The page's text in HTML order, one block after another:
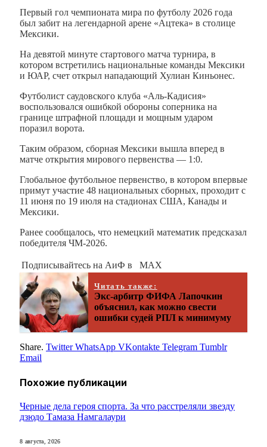
Первый гол чемпионата мира по футболу 2026 года
был забит на легендарной арене «Ацтека» в столице
Мексики.
На девятой минуте стартового матча турнира, в
котором встретились национальные команды Мексики
и ЮАР, счет открыл нападающий Хулиан Киньонес.
Футболист саудовского клуба «Аль-Кадисия»
воспользовался ошибкой обороны соперника на
границе штрафной площади и мощным ударом
поразил ворота.
Таким образом, сборная Мексики вышла вперед в
матче открытия мирового первенства — 1:0.
Глобальное футбольное первенство, в котором впервые
примут участие 48 национальных сборных, проходит с
11 июня по 19 июля на стадионах США, Канады и
Мексики.
Ранее сообщалось, что немецкий математик предсказал
победителя ЧМ-2026.
Подписывайтесь на АиФ в MAX
Читать также:
Экс‑арбитр ФИФА Лапочкин
объяснил, как можно свести
ошибки судей РПЛ к минимуму
Share. Twitter WhatsApp VKontakte Telegram Tumblr
Email
Похожие публикации
Черные дела героя спорта. За что расстреляли звезду
дзюдо Тамаза Намгалаури
8 августа, 2026